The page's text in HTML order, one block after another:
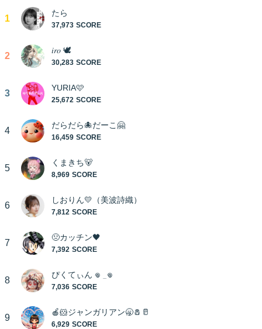
1
たら
37,973
2
𝑖𝑟𝑜 🕊
30,283
3
YURIA🩷
25,672
4
だらだら🐙だーこ🤗
16,459
5
くまきち🐻‍
8,969
6
しおりん💛（美波詩織）
7,812
7
🤢カッチン🖤
7,392
8
ぴくてぃん 𖦹 ̫ 𖦹
7,036
9
🍎🐹ジャンガリアン🥱🧂🥛
6,929